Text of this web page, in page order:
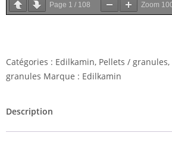
Page 1 / 108 Zoom
Catégories : Edilkamin, Pellets / granules,
granules Marque : Edilkamin
Description